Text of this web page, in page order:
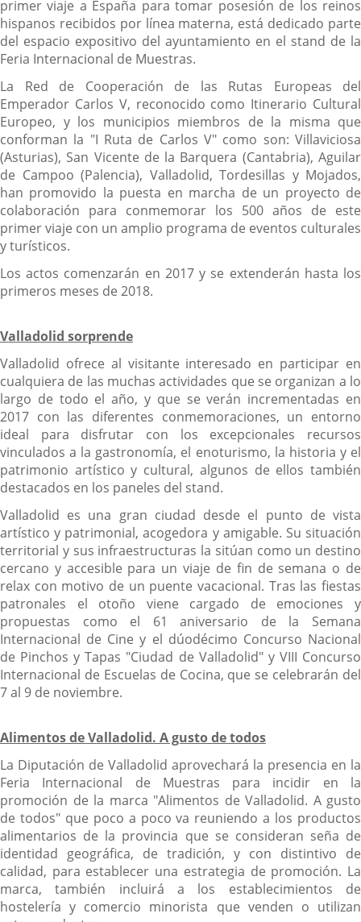
primer viaje a España para tomar posesión de los reinos
hispanos recibidos por línea materna, está dedicado parte
del espacio expositivo del ayuntamiento en el stand de la
Feria Internacional de Muestras.
La Red de Cooperación de las Rutas Europeas del
Emperador Carlos V, reconocido como Itinerario Cultural
Europeo, y los municipios miembros de la misma que
conforman la "I Ruta de Carlos V" como son: Villaviciosa
(Asturias), San Vicente de la Barquera (Cantabria), Aguilar
de Campoo (Palencia), Valladolid, Tordesillas y Mojados,
han promovido la puesta en marcha de un proyecto de
colaboración para conmemorar los 500 años de este
primer viaje con un amplio programa de eventos culturales
y turísticos.
Los actos comenzarán en 2017 y se extenderán hasta los
primeros meses de 2018.
Valladolid sorprende
Valladolid ofrece al visitante interesado en participar en
cualquiera de las muchas actividades que se organizan a lo
largo de todo el año, y que se verán incrementadas en
2017 con las diferentes conmemoraciones, un entorno
ideal para disfrutar con los excepcionales recursos
vinculados a la gastronomía, el enoturismo, la historia y el
patrimonio artístico y cultural, algunos de ellos también
destacados en los paneles del stand.
Valladolid es una gran ciudad desde el punto de vista
artístico y patrimonial, acogedora y amigable. Su situación
territorial y sus infraestructuras la sitúan como un destino
cercano y accesible para un viaje de fin de semana o de
relax con motivo de un puente vacacional. Tras las fiestas
patronales el otoño viene cargado de emociones y
propuestas como el 61 aniversario de la Semana
Internacional de Cine y el dúodécimo Concurso Nacional
de Pinchos y Tapas "Ciudad de Valladolid" y VIII Concurso
Internacional de Escuelas de Cocina, que se celebrarán del
7 al 9 de noviembre.
Alimentos de Valladolid. A gusto de todos
La Diputación de Valladolid aprovechará la presencia en la
Feria Internacional de Muestras para incidir en la
promoción de la marca "Alimentos de Valladolid. A gusto
de todos" que poco a poco va reuniendo a los productos
alimentarios de la provincia que se consideran seña de
identidad geográfica, de tradición, y con distintivo de
calidad, para establecer una estrategia de promoción. La
marca, también incluirá a los establecimientos de
hostelería y comercio minorista que venden o utilizan